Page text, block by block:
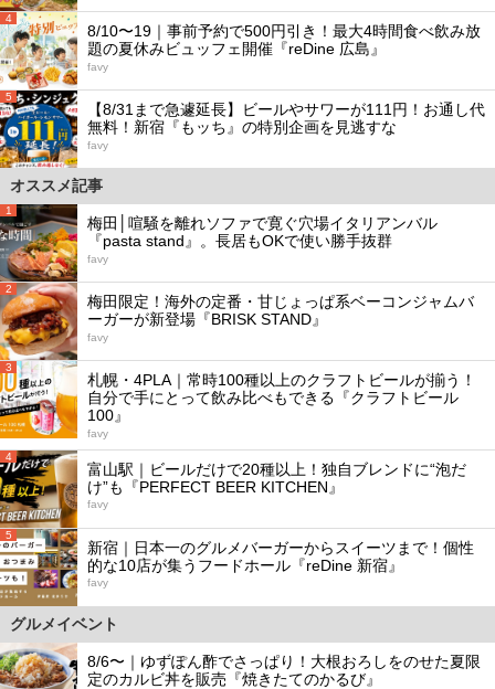
4
8/10〜19｜事前予約で500円引き！最大4時間食べ飲み放
題の夏休みビュッフェ開催『reDine 広島』
favy
5
【8/31まで急遽延長】ビールやサワーが111円！お通し代
無料！新宿『もッち』の特別企画を見逃すな
favy
オススメ記事
1
梅田│喧騒を離れソファで寛ぐ穴場イタリアンバル
『pasta stand』。長居もOKで使い勝手抜群
favy
2
梅田限定！海外の定番・甘じょっぱ系ベーコンジャムバ
ーガーが新登場『BRISK STAND』
favy
3
札幌・4PLA｜常時100種以上のクラフトビールが揃う！
自分で手にとって飲み比べもできる『クラフトビール
100』
favy
4
富山駅｜ビールだけで20種以上！独自ブレンドに“泡だ
け”も『PERFECT BEER KITCHEN』
favy
5
新宿｜日本一のグルメバーガーからスイーツまで！個性
的な10店が集うフードホール『reDine 新宿』
favy
グルメイベント
8/6〜｜ゆずぽん酢でさっぱり！大根おろしをのせた夏限
定のカルビ丼を販売『焼きたてのかるび』